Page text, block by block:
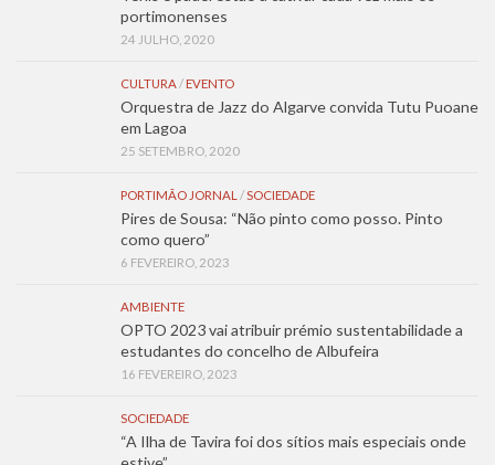
portimonenses
24 JULHO, 2020
CULTURA / EVENTO
Orquestra de Jazz do Algarve convida Tutu Puoane
em Lagoa
25 SETEMBRO, 2020
PORTIMÃO JORNAL / SOCIEDADE
Pires de Sousa: “Não pinto como posso. Pinto
como quero”
6 FEVEREIRO, 2023
AMBIENTE
OPTO 2023 vai atribuir prémio sustentabilidade a
estudantes do concelho de Albufeira
16 FEVEREIRO, 2023
SOCIEDADE
“A Ilha de Tavira foi dos sítios mais especiais onde